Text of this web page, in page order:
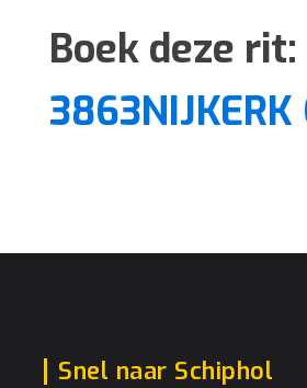
Boek deze rit:
3863NIJKERK
Snel naar Schiphol